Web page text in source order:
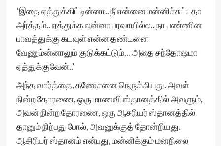
‘இதை ஏத்துக்கிட்டின்னா.. நீ என்னை மன்னிச்சுட்டதா
அர்த்தம்.. ஏத்துக்க லன்னா பரவாயில்ல.. நா பண்ணின
பாவத்துக்கு கடவுள் என்ன தண்டனை
வேணும்ன்னாலும் குடுக்கட்டும்… அதை சந்தோஷமா
ஏத்துக்குவேன்..’
அந்த வார்த்தை, கணேசனை நெருக்கியது. அவள்
நின்ற தோரணை, ஒரு மாணவி ஸ்தானத்தில் அவளும்,
அவன் நின்ற தோரணை, ஒரு ஆசரியர் ஸ்தானத்தில்
தானும் நிற்பது போல், அவனுக்குத் தோன்றியது.
ஆசிரியர் ஸ்தானம் என்பது, மன்னிக்கும் மனநிலை